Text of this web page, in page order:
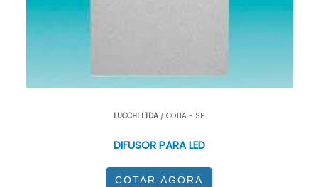
LUCCHI LTDA / COTIA - SP
DIFUSOR PARA LED
COTAR AGORA